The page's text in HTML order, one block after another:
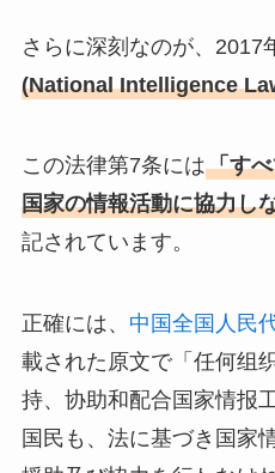
さらに深刻なのが、2017
(National Intelligence
この法律第7条には「す
国家の情報活動に協力し
記されています。
正確には、 中国全国人民
載された原文で「任何组
持、协助和配合国家情报
国民も、法に基づき国家